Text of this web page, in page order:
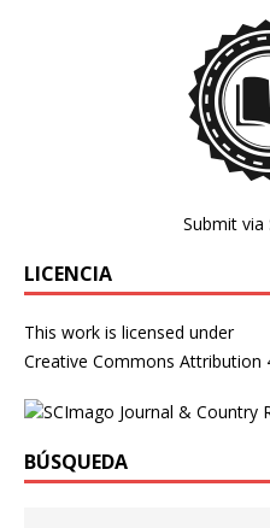
Submit via
LICENCIA
This work is licensed under
Creative Commons Attribution
BÚSQUEDA